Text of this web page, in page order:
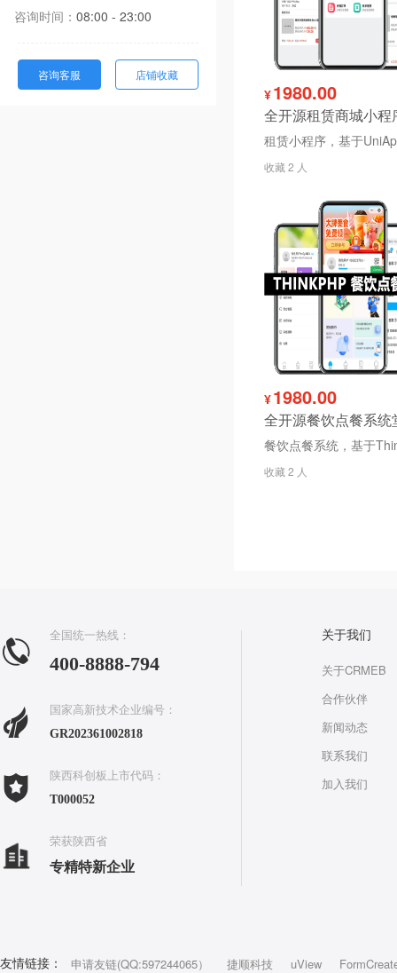
咨询时间： 08:00 - 23:00
咨询客服 店铺收藏
¥1980.00
收藏 2 人
¥1980.00
收藏 2 人
全国统一热线：
400-8888-794
国家高新技术企业编号：
GR202361002818
陕西科创板上市代码：
T000052
荣获陕西省
专精特新企业
关于我们
关于CRMEB
合作伙伴
新闻动态
联系我们
加入我们
友情链接： 申请友链(QQ:597244065） 捷顺科技 uView